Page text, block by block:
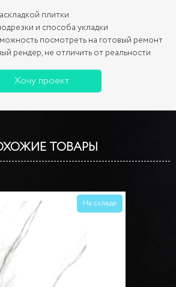
плитки
и способа укладки
посмотреть на готовый ремонт
рендер, не отличить от реальности
Хочу проект
ТОВАРЫ
На складе